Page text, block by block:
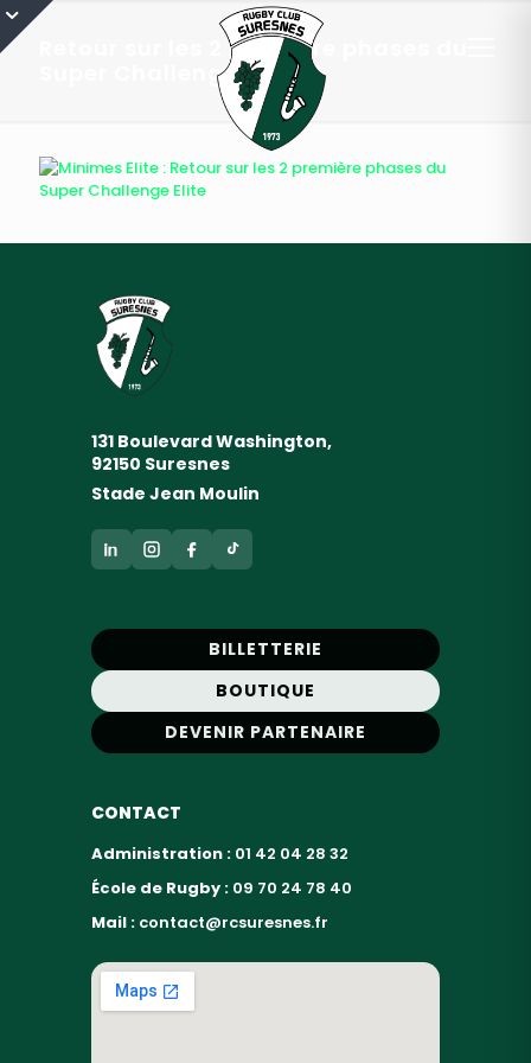
Retour sur les 2 première phases du
Super Challenge Elite-2
131 Boulevard Washington,
92150 Suresnes
Stade Jean Moulin
BILLETTERIE
BOUTIQUE
DEVENIR PARTENAIRE
CONTACT
Administration : 01 42 04 28 32
École de Rugby : 09 70 24 78 40
Mail : contact@rcsuresnes.fr